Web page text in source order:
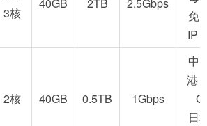
免
IP
3核
2核 40GB 0.5TB 1Gbps
中
港
日